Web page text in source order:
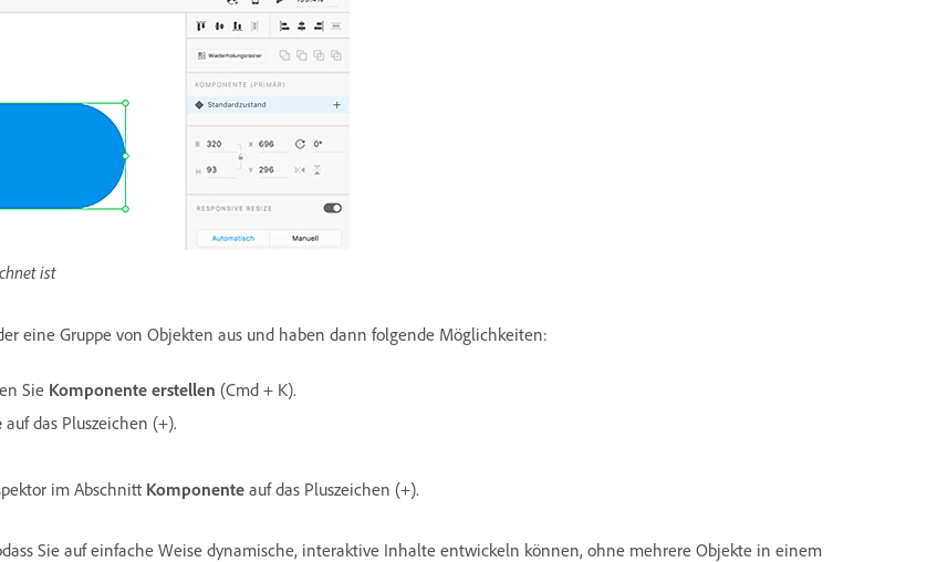
ist
eine Gruppe von Objekten aus und haben dann folgende Möglichkeiten:
Sie Komponente erstellen (Cmd + K).
auf das Pluszeichen (+).
im Abschnitt Komponente auf das Pluszeichen (+).
Sie auf einfache Weise dynamische, interaktive Inhalte entwickeln können, ohne mehrere Objekte in einem